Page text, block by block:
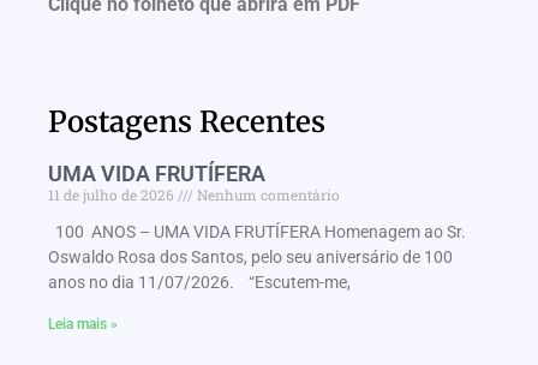
Postagens Recentes
UMA VIDA FRUTÍFERA
11 de julho de 2026
Nenhum comentário
100 ANOS – UMA VIDA FRUTÍFERA Homenagem ao Sr.
Oswaldo Rosa dos Santos, pelo seu aniversário de 100
anos no dia 11/07/2026. “Escutem-me,
Leia mais »